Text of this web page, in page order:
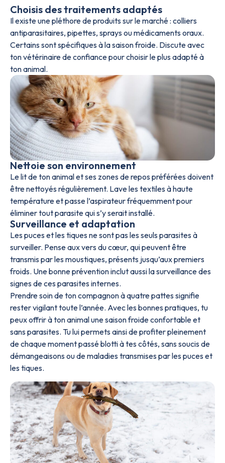
Choisis des traitements adaptés
Il existe une pléthore de produits sur le marché : colliers
antiparasitaires, pipettes, sprays ou médicaments oraux.
Certains sont spécifiques à la saison froide. Discute avec
ton vétérinaire de confiance pour choisir le plus adapté à
ton animal.
Nettoie son environnement
Le lit de ton animal et ses zones de repos préférées doivent
être nettoyés régulièrement. Lave les textiles à haute
température et passe l’aspirateur fréquemment pour
éliminer tout parasite qui s’y serait installé.
Surveillance et adaptation
Les puces et les tiques ne sont pas les seuls parasites à
surveiller. Pense aux vers du cœur, qui peuvent être
transmis par les moustiques, présents jusqu’aux premiers
froids. Une bonne prévention inclut aussi la surveillance des
signes de ces parasites internes.
Prendre soin de ton compagnon à quatre pattes signifie
rester vigilant toute l’année. Avec les bonnes pratiques, tu
peux offrir à ton animal une saison froide confortable et
sans parasites. Tu lui permets ainsi de profiter pleinement
de chaque moment passé blotti à tes côtés, sans soucis de
démangeaisons ou de maladies transmises par les puces et
les tiques.